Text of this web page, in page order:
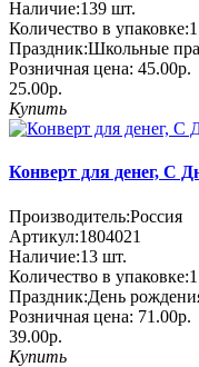
Наличие:139 шт.
Количество в упаковке:
Праздник:Школьные
Розничная цена: 45.00р.
25.00р.
Купить
Конверт для денег, С
Производитель:Россия
Артикул:1804021
Наличие:13 шт.
Количество в упаковке:
Праздник:День
Розничная цена: 71.00р.
39.00р.
Купить